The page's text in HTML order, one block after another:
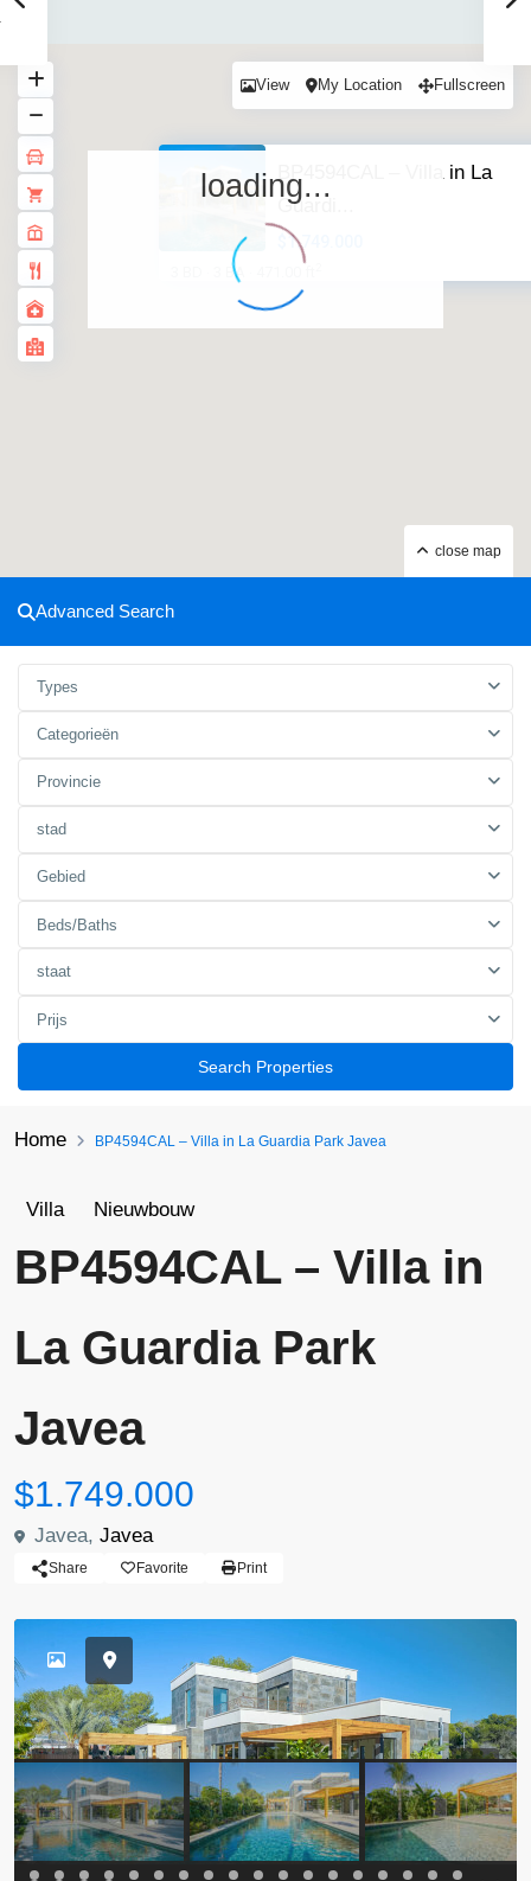
BP4594CAL – Villa in La
Guardi...
$1.749.000
3 BA
loading...
close map
View My Location Fullscreen
Advanced Search
Types
Categorieën
Provincie
stad
Gebied
Beds/Baths
staat
Prijs
Search Properties
Home BP4594CAL – Villa in La Guardia Park Javea
Villa Nieuwbouw
BP4594CAL – Villa in
La Guardia Park
Javea
$1.749.000
Javea, Javea
Share Favorite Print
Previous